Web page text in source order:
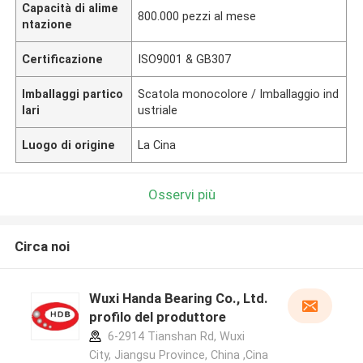
Capacità di alime
ntazione
800.000 pezzi al mese
Certificazione ISO9001 & GB307
Imballaggi partico
lari
Scatola monocolore / Imballaggio ind
ustriale
Luogo di origine La Cina
Osservi più
Circa noi
Wuxi Handa Bearing Co., Ltd.
profilo del produttore
6-2914 Tianshan Rd, Wuxi
City, Jiangsu Province, China ,Cina